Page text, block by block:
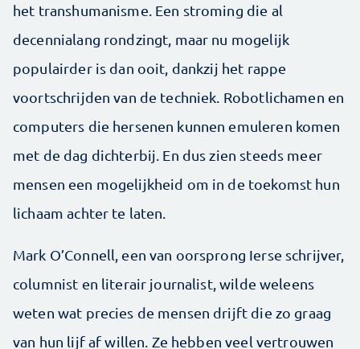
het transhumanisme. Een stroming die al
decennialang rondzingt, maar nu mogelijk
populairder is dan ooit, dankzij het rappe
voortschrijden van de techniek. Robotlichamen en
computers die hersenen kunnen emuleren komen
met de dag dichterbij. En dus zien steeds meer
mensen een mogelijkheid om in de toekomst hun
lichaam achter te laten.
Mark O’Connell, een van oorsprong Ierse schrijver,
columnist en literair journalist, wilde weleens
weten wat precies de mensen drijft die zo graag
van hun lijf af willen. Ze hebben veel vertrouwen